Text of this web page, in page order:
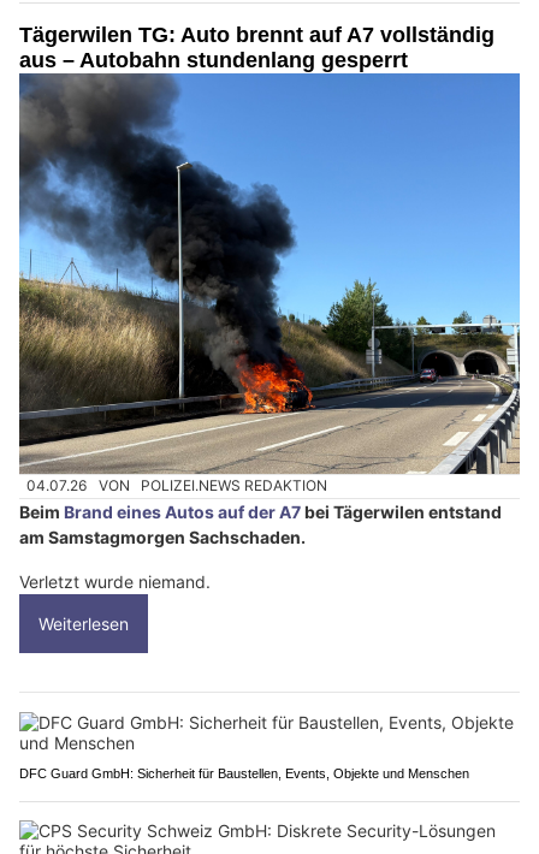
Tägerwilen TG: Auto brennt auf A7 vollständig
aus – Autobahn stundenlang gesperrt
04.07.26 VON POLIZEI.NEWS REDAKTION
Beim Brand eines Autos auf der A7bei Tägerwilen entstand
am Samstagmorgen Sachschaden.
Verletzt wurde niemand.
Weiterlesen
DFC Guard GmbH: Sicherheit für Baustellen, Events, Objekte und Menschen